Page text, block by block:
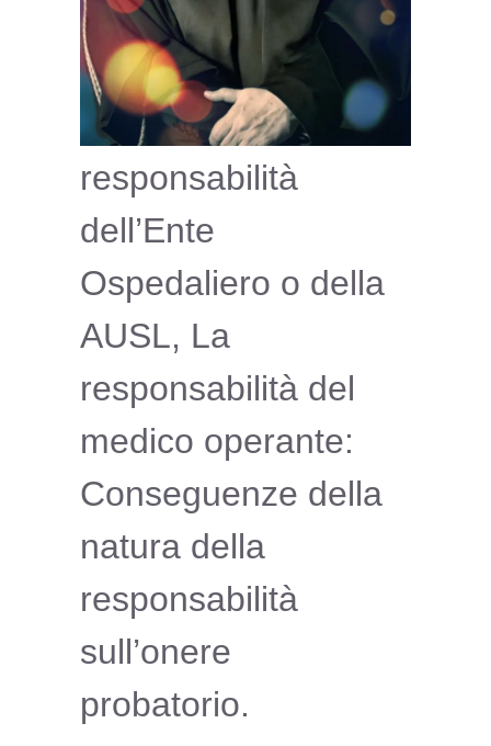
responsabilità
dell’Ente
Ospedaliero o della
AUSL, La
responsabilità del
medico operante:
Conseguenze della
natura della
responsabilità
sull’onere
probatorio.